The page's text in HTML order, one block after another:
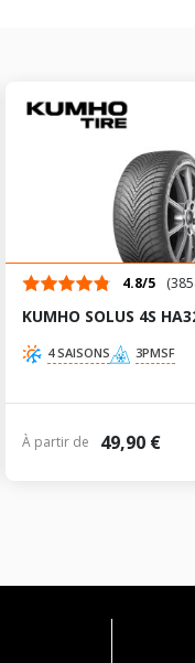
4.8/5
KUMHO SOLUS 4S
4 SAISONS 3PMSF
À partir de 49,90 €